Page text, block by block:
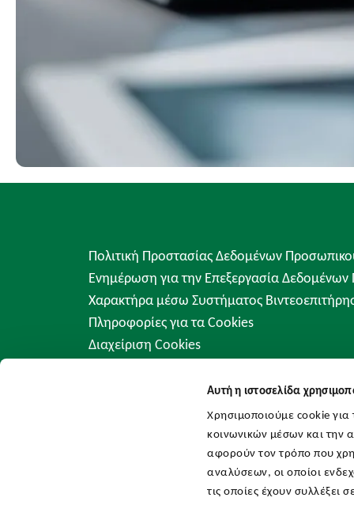
Αυτή η ιστοσελίδα
Χρησιμοποιούμε cookie για
κοινωνικών μέσων και την
αφορούν τον τρόπο που
αναλύσεων, οι οποίοι
τις οποίες έχουν
Πολιτική Προστασίας Δεδομένων
Ενημέρωση για την Επεξεργασία
Χαρακτήρα μέσω Συστήματος
Πληροφορίες για τα Cookies
Διαχείριση Cookies